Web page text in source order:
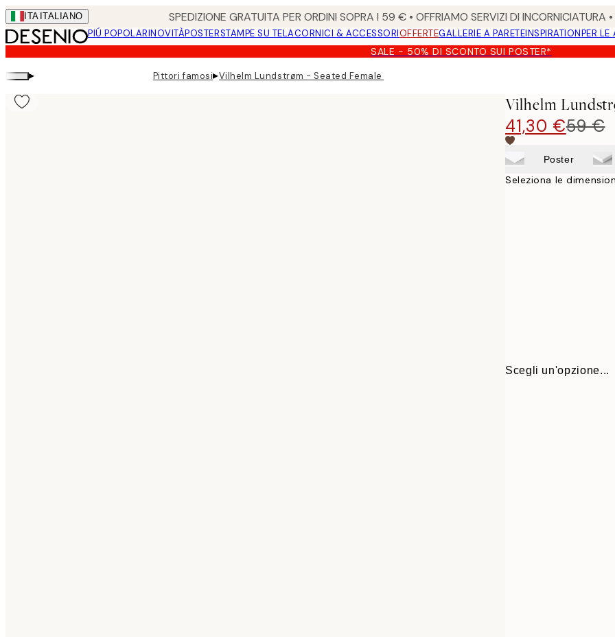
Skip
to
main
content.
ITA ITALIANO SPEDIZIONE GRATUITA PER ORDINI SOPRA I 59 € • OFFRIAMO SERVIZI DI
PIÚ POPOLARINOVITÀPOSTERSTAMPE SU TELACORNICI & ACCESSORIOFFERTEGALLERIE A PARETEINSPIRATIONPER LE
SALE - 50% DI SCONTO SUI POSTER*
▸ Pittori famosi▸Vilhelm Lundstrøm - Seated Female Model Stampa su Tela
Vilhelm
41,30 €59 €
Poster
Seleziona le
Scegli un'opzione...